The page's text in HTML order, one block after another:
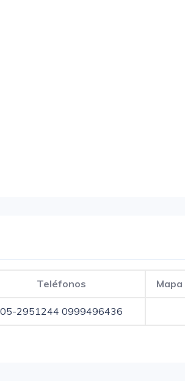
Teléfonos Mapa
05-2951244 0999496436